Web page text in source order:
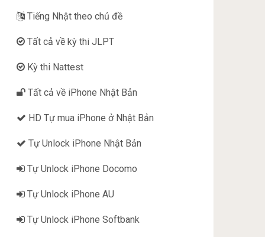
Tiếng Nhật theo chủ đề
Tất cả về kỳ thi JLPT
Kỳ thi Nattest
Tất cả về iPhone Nhật Bản
HD Tự mua iPhone ở Nhật Bản
Tự Unlock iPhone Nhật Bản
Tự Unlock iPhone Docomo
Tự Unlock iPhone AU
Tự Unlock iPhone Softbank